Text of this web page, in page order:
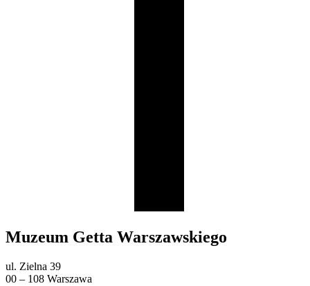
Muzeum Getta Warszawskiego
ul. Zielna 39
00 – 108 Warszawa